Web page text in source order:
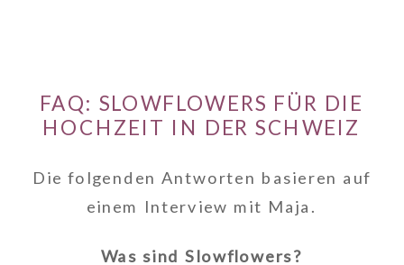
FAQ: SLOWFLOWERS FÜR DIE
HOCHZEIT IN DER SCHWEIZ
Die folgenden Antworten basieren auf
einem Interview mit Maja.
Was sind Slowflowers?